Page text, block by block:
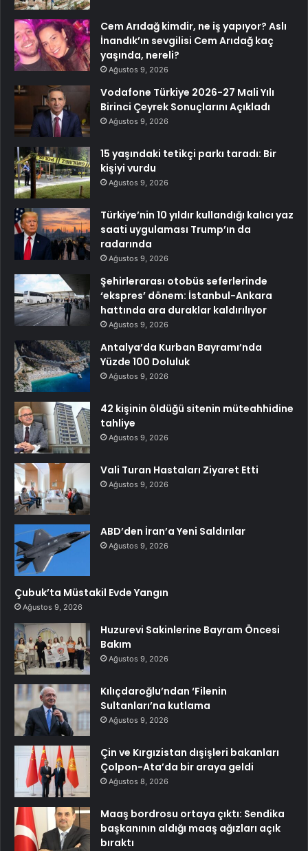
Cem Arıdağ kimdir, ne iş yapıyor? Aslı
İnandık’ın sevgilisi Cem Arıdağ kaç
yaşında, nereli?
Ağustos 9, 2026
Vodafone Türkiye 2026-27 Mali Yılı
Birinci Çeyrek Sonuçlarını Açıkladı
Ağustos 9, 2026
15 yaşındaki tetikçi parkı taradı: Bir
kişiyi vurdu
Ağustos 9, 2026
Türkiye’nin 10 yıldır kullandığı kalıcı yaz
saati uygulaması Trump’ın da
radarında
Ağustos 9, 2026
Şehirlerarası otobüs seferlerinde
‘ekspres’ dönem: İstanbul-Ankara
hattında ara duraklar kaldırılıyor
Ağustos 9, 2026
Antalya’da Kurban Bayramı’nda
Yüzde 100 Doluluk
Ağustos 9, 2026
42 kişinin öldüğü sitenin müteahhidine
tahliye
Ağustos 9, 2026
Vali Turan Hastaları Ziyaret Etti
Ağustos 9, 2026
ABD’den İran’a Yeni Saldırılar
Ağustos 9, 2026
Çubuk’ta Müstakil Evde Yangın
Ağustos 9, 2026
Huzurevi Sakinlerine Bayram Öncesi
Bakım
Ağustos 9, 2026
Kılıçdaroğlu’ndan ‘Filenin
Sultanları’na kutlama
Ağustos 9, 2026
Çin ve Kırgızistan dışişleri bakanları
Çolpon-Ata’da bir araya geldi
Ağustos 8, 2026
Maaş bordrosu ortaya çıktı: Sendika
başkanının aldığı maaş ağızları açık
bıraktı